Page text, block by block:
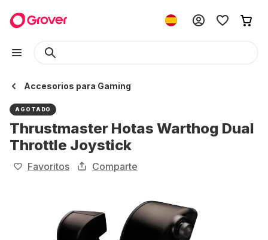
Accesorios para Gaming
AGOTADO
Thrustmaster Hotas Warthog Dual
Throttle Joystick
Favoritos Comparte